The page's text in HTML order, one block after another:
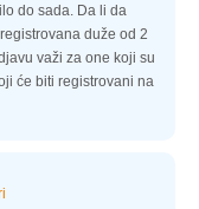
do sada. Da li da
duže od 2
važi za one koji su
će biti registrovani na